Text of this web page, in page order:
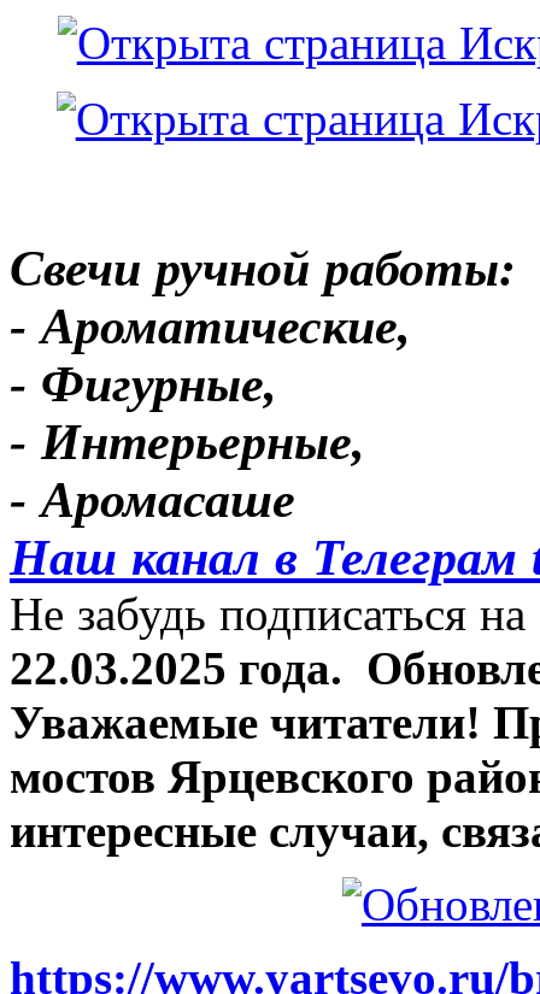
Свечи ручной работы:
- Ароматические,
- Фигурные,
- Интерьерные,
- Аромасаше
Наш канал в Телеграм
Не забудь подписаться
22.03.2025 года.
Уважаемые читатели!
мостов Ярцевского
интересные случаи,
https://www.yartsevo.ru/